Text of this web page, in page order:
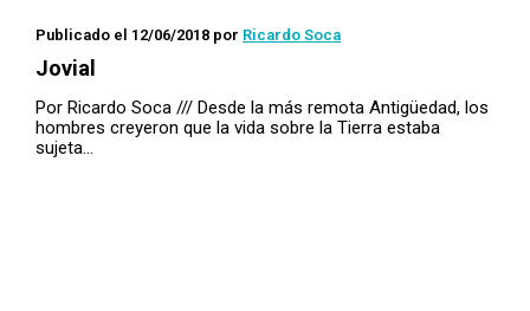
Publicado el 12/06/2018 por Ricardo Soca
Jovial
Por Ricardo Soca /// Desde la más remota Antigüedad, los
hombres creyeron que la vida sobre la Tierra estaba
sujeta…